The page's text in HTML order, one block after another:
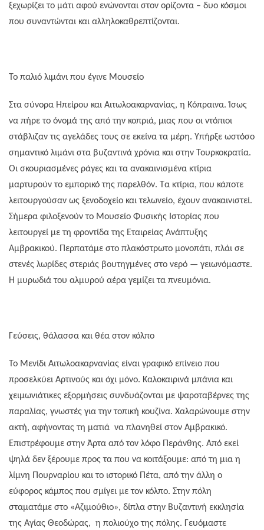
ξεχωρίζει το μάτι αφού ενώνονται στον ορίζοντα – δυο κόσμοι
που συναντώνται και αλληλοκαθρεπτίζονται.
Το παλιό λιμάνι που έγινε Μουσείο
Στα σύνορα Ηπείρου και Αιτωλοακαρνανίας, η Κόπραινα. Ίσως
να πήρε το όνομά της από την κοπριά, μιας που οι ντόπιοι
στάβλιζαν τις αγελάδες τους σε εκείνα τα μέρη. Υπήρξε ωστόσο
σημαντικό λιμάνι στα βυζαντινά χρόνια και στην Τουρκοκρατία.
Οι σκουριασμένες ράγες και τα ανακαινισμένα κτίρια
μαρτυρούν το εμπορικό της παρελθόν. Τα κτίρια, που κάποτε
λειτουργούσαν ως ξενοδοχείο και τελωνείο, έχουν ανακαινιστεί.
Σήμερα φιλοξενούν το Μουσείο Φυσικής Ιστορίας που
λειτουργεί με τη φροντίδα της Εταιρείας Ανάπτυξης
Αμβρακικού. Περπατάμε στο πλακόστρωτο μονοπάτι, πλάι σε
στενές λωρίδες στεριάς βουτηγμένες στο νερό — γειωνόμαστε.
Η μυρωδιά του αλμυρού αέρα γεμίζει τα πνευμόνια.
Γεύσεις, θάλασσα και θέα στον κόλπο
Το Μενίδι Αιτωλοακαρνανίας είναι γραφικό επίνειο που
προσελκύει Αρτινούς και όχι μόνο. Καλοκαιρινά μπάνια και
χειμωνιάτικες εξορμήσεις συνδυάζονται με ψαροταβέρνες της
παραλίας, γνωστές για την τοπική κουζίνα. Χαλαρώνουμε στην
ακτή, αφήνοντας τη ματιά να πλανηθεί στον Αμβρακικό.
Επιστρέφουμε στην Άρτα από τον λόφο Περάνθης. Από εκεί
ψηλά δεν ξέρουμε προς τα που να κοιτάξουμε: από τη μια η
λίμνη Πουρναρίου και το ιστορικό Πέτα, από την άλλη ο
εύφορος κάμπος που σμίγει με τον κόλπο. Στην πόλη
σταματάμε στο «Αζιμούθιο», δίπλα στην Βυζαντινή εκκλησία
της Αγίας Θεοδώρας, η πολιούχο της πόλης. Γευόμαστε